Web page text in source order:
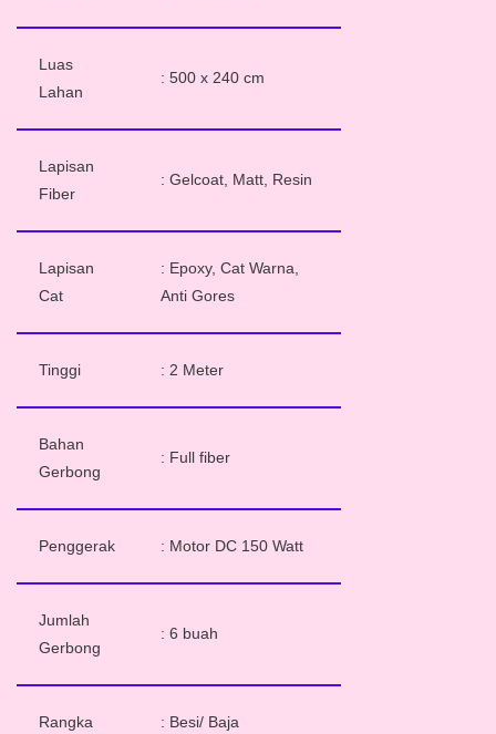
Luas
Lahan
: 500 x 240 cm
Lapisan
Fiber
: Gelcoat, Matt, Resin
Lapisan
Cat
: Epoxy, Cat Warna,
Anti Gores
Tinggi : 2 Meter
Bahan
Gerbong
: Full fiber
Penggerak : Motor DC 150 Watt
Jumlah
Gerbong
: 6 buah
Rangka : Besi/ Baja